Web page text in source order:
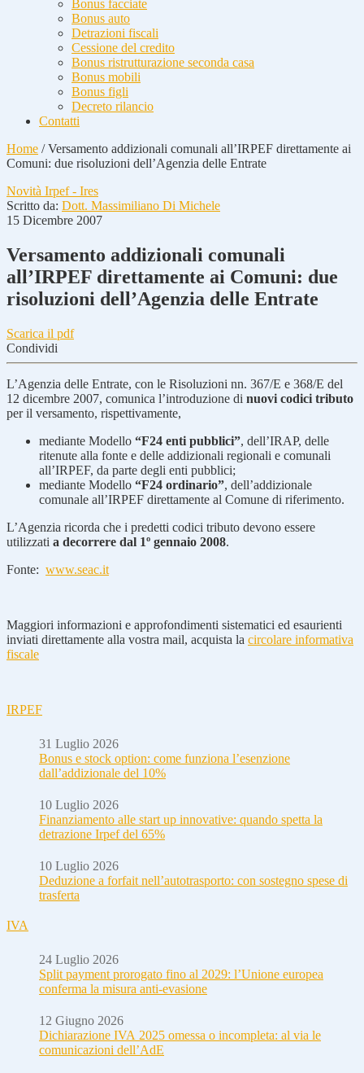
Bonus facciate
Bonus auto
Detrazioni fiscali
Cessione del credito
Bonus ristrutturazione seconda casa
Bonus mobili
Bonus figli
Decreto rilancio
Contatti
Home /Versamento addizionali comunali all’IRPEF direttamente ai
Comuni: due risoluzioni dell’Agenzia delle Entrate
Novità Irpef - Ires
Scritto da: Dott. Massimiliano Di Michele
15 Dicembre 2007
Versamento addizionali comunali
all’IRPEF direttamente ai Comuni: due
risoluzioni dell’Agenzia delle Entrate
Scarica il pdf
Condividi
L’Agenzia delle Entrate, con le Risoluzioni nn. 367/E e 368/E del
12 dicembre 2007, comunica l’introduzione di nuovi codici tributo
per il versamento, rispettivamente,
mediante Modello “F24 enti pubblici”, dell’IRAP, delle
ritenute alla fonte e delle addizionali regionali e comunali
all’IRPEF, da parte degli enti pubblici;
mediante Modello “F24 ordinario”, dell’addizionale
comunale all’IRPEF direttamente al Comune di riferimento.
L’Agenzia ricorda che i predetti codici tributo devono essere
utilizzati a decorrere dal 1º gennaio 2008.
Fonte: www.seac.it
Maggiori informazioni e approfondimenti sistematici ed esaurienti
inviati direttamente alla vostra mail, acquista la circolare informativa
fiscale
IRPEF
31 Luglio 2026
Bonus e stock option: come funziona l’esenzione
dall’addizionale del 10%
10 Luglio 2026
Finanziamento alle start up innovative: quando spetta la
detrazione Irpef del 65%
10 Luglio 2026
Deduzione a forfait nell’autotrasporto: con sostegno spese di
trasferta
IVA
24 Luglio 2026
Split payment prorogato fino al 2029: l’Unione europea
conferma la misura anti-evasione
12 Giugno 2026
Dichiarazione IVA 2025 omessa o incompleta: al via le
comunicazioni dell’AdE